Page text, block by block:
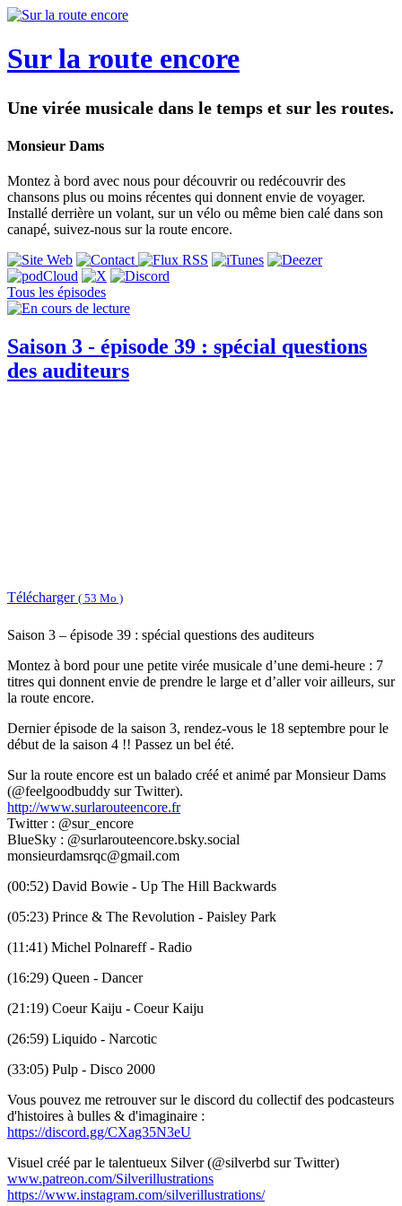
Sur la route encore
Une virée musicale dans le temps et sur les routes.
Monsieur Dams
Montez à bord avec nous pour découvrir ou redécouvrir des
chansons plus ou moins récentes qui donnent envie de voyager.
Installé derrière un volant, sur un vélo ou même bien calé dans son
canapé, suivez-nous sur la route encore.
Tous les épisodes
Saison 3 - épisode 39 : spécial questions
des auditeurs
Télécharger ( 53 Mo )
Saison 3 – épisode 39 : spécial questions des auditeurs
Montez à bord pour une petite virée musicale d’une demi-heure : 7
titres qui donnent envie de prendre le large et d’aller voir ailleurs, sur
la route encore.
Dernier épisode de la saison 3, rendez-vous le 18 septembre pour le
début de la saison 4 !! Passez un bel été.
Sur la route encore est un balado créé et animé par Monsieur Dams
(@feelgoodbuddy sur Twitter).
http://www.surlarouteencore.fr
Twitter : @sur_encore
BlueSky : @surlarouteencore.bsky.social
monsieurdamsrqc@gmail.com
(00:52) David Bowie - Up The Hill Backwards
(05:23) Prince & The Revolution - Paisley Park
(11:41) Michel Polnareff - Radio
(16:29) Queen - Dancer
(21:19) Coeur Kaiju - Coeur Kaiju
(26:59) Liquido - Narcotic
(33:05) Pulp - Disco 2000
Vous pouvez me retrouver sur le discord du collectif des podcasteurs
d'histoires à bulles & d'imaginaire :
https://discord.gg/CXag35N3eU
Visuel créé par le talentueux Silver (@silverbd sur Twitter)
www.patreon.com/Silverillustrations
https://www.instagram.com/silverillustrations/